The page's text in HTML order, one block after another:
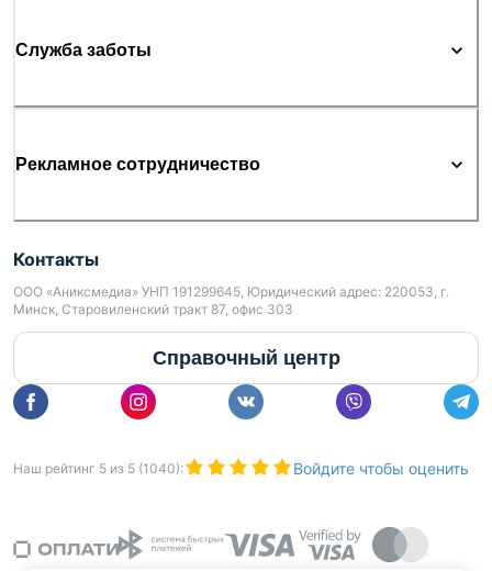
Служба заботы
Рекламное сотрудничество
Контакты
ООО «Аниксмедиа» УНП 191299645, Юридический адрес: 220053, г.
Минск, Старовиленский тракт 87, офис 303
Справочный центр
Наш рейтинг 5 из 5 (1040): Войдите чтобы оценить